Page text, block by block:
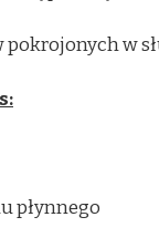
pokrojonych w
płynnego